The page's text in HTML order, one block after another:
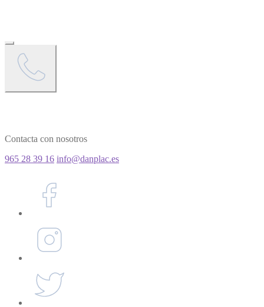
Contacta con nosotros
965 28 39 16 info@danplac.es